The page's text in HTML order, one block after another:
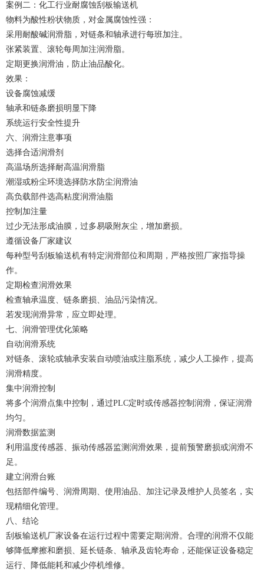
案例二：化工行业耐腐蚀刮板输送机
物料为酸性粉状物质，对金属腐蚀性强：
采用耐酸碱润滑脂，对链条和轴承进行每班加注。
张紧装置、滚轮每周加注润滑脂。
定期更换润滑油，防止油品酸化。
效果：
设备腐蚀减缓
轴承和链条磨损明显下降
系统运行安全性提升
六、润滑注意事项
选择合适润滑剂
高温场所选择耐高温润滑脂
潮湿或粉尘环境选择防水防尘润滑油
高负载部件选高粘度润滑油脂
控制加注量
过少无法形成油膜，过多易吸附灰尘，增加磨损。
遵循设备厂家建议
每种型号刮板输送机有特定润滑部位和周期，严格按照厂家指导操
作。
定期检查润滑效果
检查轴承温度、链条磨损、油品污染情况。
若发现润滑异常，应立即处理。
七、润滑管理优化策略
自动润滑系统
对链条、滚轮或轴承安装自动喷油或注脂系统，减少人工操作，提高
润滑精度。
集中润滑控制
将多个润滑点集中控制，通过PLC定时或传感器控制润滑，保证润滑
均匀。
润滑数据监测
利用温度传感器、振动传感器监测润滑效果，提前预警磨损或润滑不
足。
建立润滑台账
包括部件编号、润滑周期、使用油品、加注记录及维护人员签名，实
现精细化管理。
八、结论
刮板输送机厂家设备在运行过程中需要定期润滑。合理的润滑不仅能
够降低摩擦和磨损、延长链条、轴承及齿轮寿命，还能保证设备稳定
运行、降低能耗和减少停机维修。